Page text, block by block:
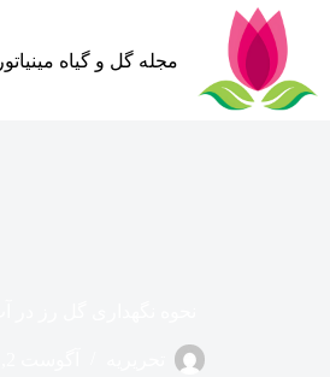
مجله گل و گیاه مینیاتور